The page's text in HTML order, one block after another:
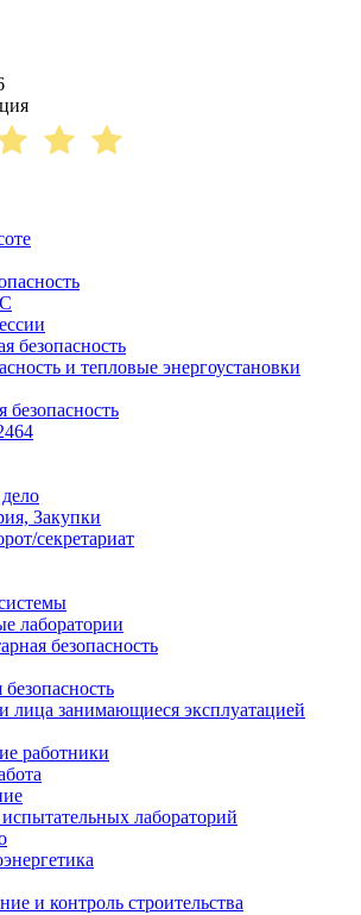
безопасность
и тепловые энергоустановки
безопасность
Закупки
секретариат
лаборатории
безопасность
занимающиеся эксплуатацией
работники
лабораторий
и контроль строительства